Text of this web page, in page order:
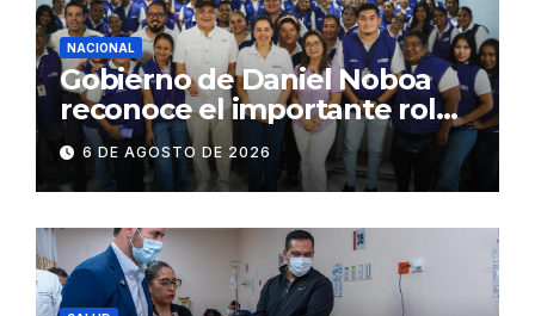
NACIONAL
Gobierno de Daniel Noboa
reconoce el importante rol
que cumplen educadoras del
servicio Creciendo con
Nuestros Hijos en beneficio
de la niñez
6 DE AGOSTO DE 2026